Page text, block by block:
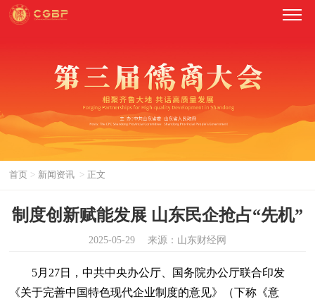
首页 > 新闻资讯 > 正文
制度创新赋能发展 山东民企抢占“先机”
2025-05-29 来源：山东财经网
5月27日，中共中央办公厅、国务院办公厅联合印发
《关于完善中国特色现代企业制度的意见》（下称《意